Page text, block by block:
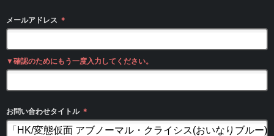
メールアドレス ＊
▼確認のためにもう一度入力してください。
お問い合わせタイトル ＊